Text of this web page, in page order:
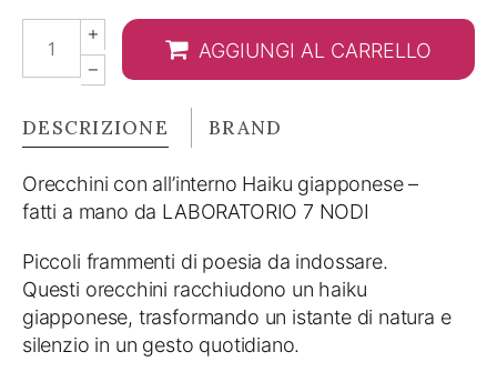
Orecchini
-
Cantando
la
gloria
AGGIUNGI AL CARRELLO
DESCRIZIONE BRAND
Orecchini con all’interno Haiku giapponese –
fatti a mano da LABORATORIO 7 NODI
Piccoli frammenti di poesia da indossare.
Questi orecchini racchiudono un haiku
giapponese, trasformando un istante di natura e
silenzio in un gesto quotidiano.